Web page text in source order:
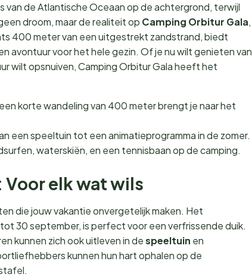
de Atlantische Oceaan op de achtergrond, terwijl
droom, maar de realiteit op Camping Orbitur Gala,
400 meter van een uitgestrekt zandstrand, biedt
avontuur voor het hele gezin. Of je nu wilt genieten van
wilt opsnuiven, Camping Orbitur Gala heeft het
korte wandeling van 400 meter brengt je naar het
een speeltuin tot een animatieprogramma in de zomer.
waterskiën, en een tennisbaan op de camping.
elk wat wils
die jouw vakantie onvergetelijk maken. Het
tot 30 september, is perfect voor een verfrissende duik.
kunnen zich ook uitleven in despeeltuin en
kunnen hun hart ophalen op de